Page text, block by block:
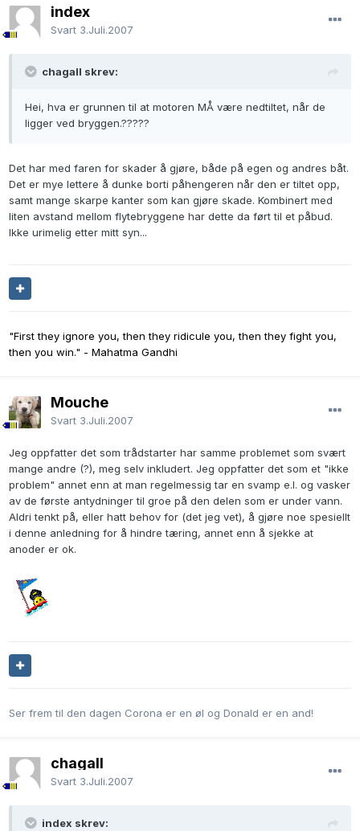
index
Svart 3.Juli.2007
chagall skrev:
Hei, hva er grunnen til at motoren MÅ være nedtiltet, når de
ligger ved bryggen.?????
Det har med faren for skader å gjøre, både på egen og andres båt.
Det er mye lettere å dunke borti påhengeren når den er tiltet opp,
samt mange skarpe kanter som kan gjøre skade. Kombinert med
liten avstand mellom flytebryggene har dette da ført til et påbud.
Ikke urimelig etter mitt syn...
"First they ignore you, then they ridicule you, then they fight you,
then you win." - Mahatma Gandhi
Mouche
Svart 3.Juli.2007
Jeg oppfatter det som trådstarter har samme problemet som svært
mange andre (?), meg selv inkludert. Jeg oppfatter det som et "ikke
problem" annet enn at man regelmessig tar en svamp e.l. og vasker
av de første antydninger til groe på den delen som er under vann.
Aldri tenkt på, eller hatt behov for (det jeg vet), å gjøre noe spesiellt
i denne anledning for å hindre tæring, annet enn å sjekke at
anoder er ok.
Ser frem til den dagen Corona er en øl og Donald er en and!
chagall
Svart 3.Juli.2007
index skrev: